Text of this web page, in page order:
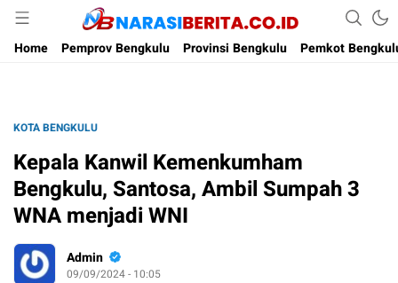
Narasi Berita
Home
Pemprov Bengkulu Provinsi Bengkulu Pemkot
KOTA BENGKULU
Kepala Kanwil Kemenkumham
Bengkulu, Santosa, Ambil Sumpah 3
WNA menjadi WNI
Admin
09/09/2024 - 10:05